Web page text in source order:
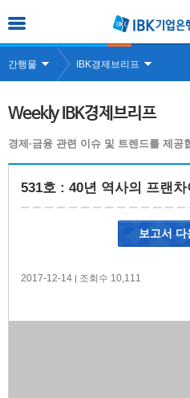
간행물 IBK경제브리프
Weekly IBK경제브리프
경제·금융 관련 이슈 및 트렌드를 제공
531호 : 40년 역사의 프랜
2017-12-14 | 조회수 10,111
보고서